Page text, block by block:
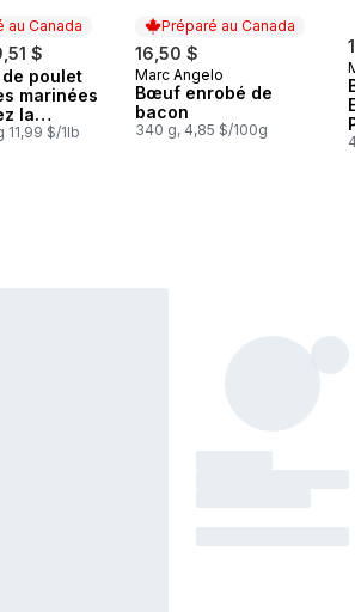
au Canada
$
Canada
poulet
marinées
la
du
11,99 $/1lb
Préparé au Canada
16,50 $
Préparé au Canada
Marc Angelo
Bœuf enrobé de
bacon
340 g, 4,85 $/100g